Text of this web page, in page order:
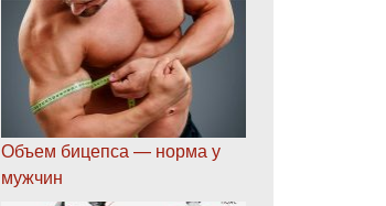
Объем бицепса — норма у
мужчин